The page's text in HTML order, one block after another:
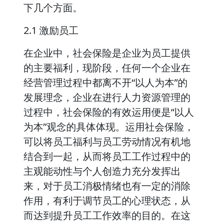
下几个方面。
2.1 激励员工
在企业中，社会保险是企业为员工提供
的主要福利，现阶段，任何一个企业在
经营管理过程中都离不开“以人为本”的
发展理念，企业在进行人力资源管理的
过程中，社会保险的有效运用便是“以人
为本”观念的具体体现。运用社会保险，
可以将员工福利与员工劳动情况有机地
结合到一起，从而将员工工作过程中的
主观能动性与个人创造力充分发挥出
来，对于员工消极情绪也有一定的消除
作用，有利于调节员工的心理状态，从
而达到提升员工工作效率的目的。在这